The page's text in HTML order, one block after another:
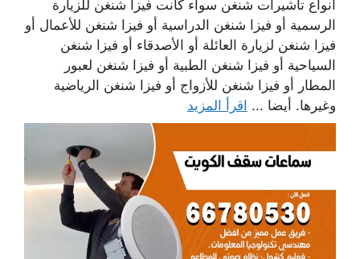
أنواع تأشيرات شنغن سواء كانت فيزا شنغن للزيارة
الرسمية أو فيزا شنغن الدراسية أو فيزا شنغن للأعمال أو
فيزا شنغن لزيارة العائلة أو الأصدقاء أو فيزا شنغن
السياحية أو فيزا شنغن الطبية أو فيزا شنغن لعبور
المطار أو فيزا شنغن للأزواج أو فيزا شنغن الرياضية
وغيرها. أيضا ... اقرأ المزيد